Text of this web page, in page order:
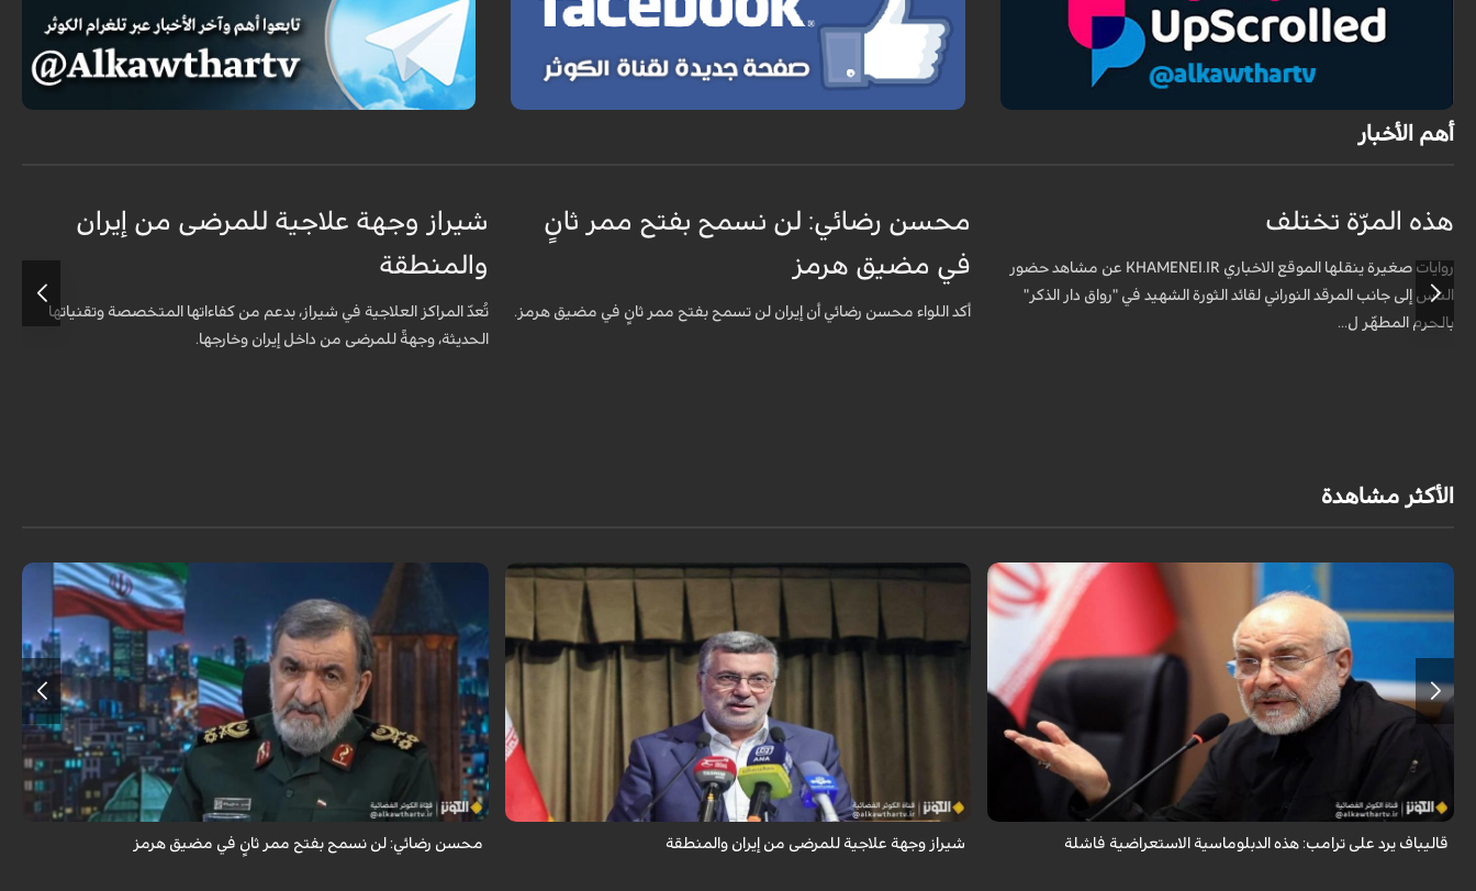
أهم الأخبار
هذه المرّة تختلف
روايات صغيرة ينقلها الموقع الاخباري KHAMENEI.IR عن مشاهد حضور
الناس إلى جانب المرقد النوراني لقائد الثورة الشهيد في "رواق دار الذكر"
بالحرم المطهّر ل...
محسن رضائي: لن نسمح بفتح ممر ثانٍ
في مضيق هرمز
أكد اللواء محسن رضائي أن إيران لن تسمح بفتح ممر ثانٍ في مضيق هرمز.
شيراز وجهة علاجية للمرضى من إيران
والمنطقة
تُعدّ المراكز العلاجية في شيراز، بدعم من كفاءاتها المتخصّصة وتقنياتها
الحديثة، وجهةً للمرضى من داخل إيران وخارجها.
الأكثر مشاهدة
أكد رئيس مجلس الشورى الإسلامي الإيراني أن التصريحات الاستعراضية
والتهديدات المتكررة لم تعد تُجدي نفعاً، واصفاً إياها بالدبلوماسية الفاشلة.
قاليباف يرد على ترامب: هذه الدبلوماسية الاستعراضية فاشلة
تُعدّ المراكز العلاجية في شيراز، بدعم من كفاءاتها المتخصّصة وتقنياتها الحديثة،
وجهةً للمرضى من داخل إيران وخارجها.
شيراز وجهة علاجية للمرضى من إيران والمنطقة
أكد اللواء محسن رضائي أن إيران لن تسمح بفتح ممر ثانٍ في مضيق هرمز.
محسن رضائي: لن نسمح بفتح ممر ثانٍ في مضيق هرمز